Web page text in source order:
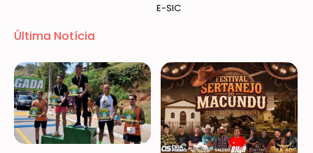
E-SIC
Última Notícia